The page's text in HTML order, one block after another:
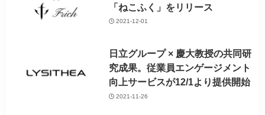
「ねこふく」をリリース
2021-12-01
日立グループ × 慶大教授の共同研
究成果。従業員エンゲージメント
向上サービスが12/1より提供開始
2021-11-26